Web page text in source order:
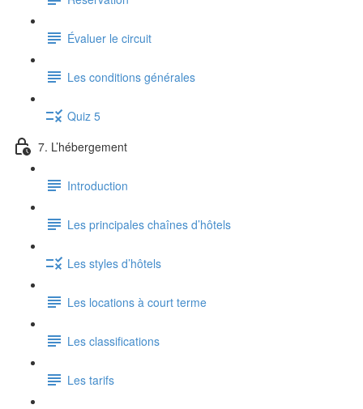
Évaluer le circuit
Les conditions générales
Quiz 5
7. L’hébergement
Introduction
Les principales chaînes d’hôtels
Les styles d’hôtels
Les locations à court terme
Les classifications
Les tarifs